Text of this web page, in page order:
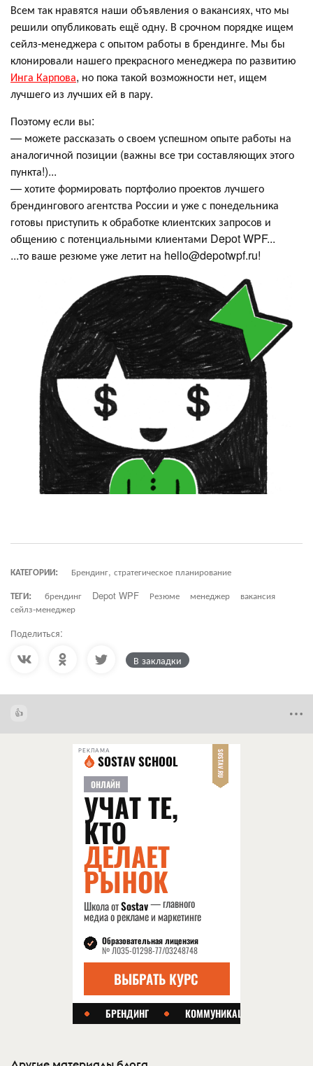
Всем так нравятся наши объявления о вакансиях, что мы
решили опубликовать ещё одну. В срочном порядке ищем
сейлз-менеджера с опытом работы в брендинге. Мы бы
клонировали нашего прекрасного менеджера по развитию
Инга Карпова, но пока такой возможности нет, ищем
лучшего из лучших ей в пару.
Поэтому если вы:
— можете рассказать о своем успешном опыте работы на
аналогичной позиции (важны все три составляющих этого
пункта!)...
— хотите формировать портфолио проектов лучшего
брендингового агентства России и уже с понедельника
готовы приступить к обработке клиентских запросов и
общению с потенциальными клиентами Depot WPF...
...то ваше резюме уже летит на hello@depotwpf.ru!
КАТЕГОРИИ:
Брендинг, стратегическое планирование
ТЕГИ:
брендинг Depot WPF Резюме менеджер
вакансия
сейлз-менеджер
Поделиться:
В закладки
РЕКЛАМА